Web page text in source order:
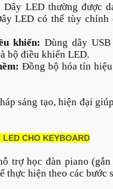
Dây LED thường được
LED có thể tùy
khiển: Dùng dây
bộ điều khiển LED.
Đồng bộ hóa tín
sáng tạo, hiện đại
CHO KEYBOARD
trợ học đàn piano
thực hiện theo các bước